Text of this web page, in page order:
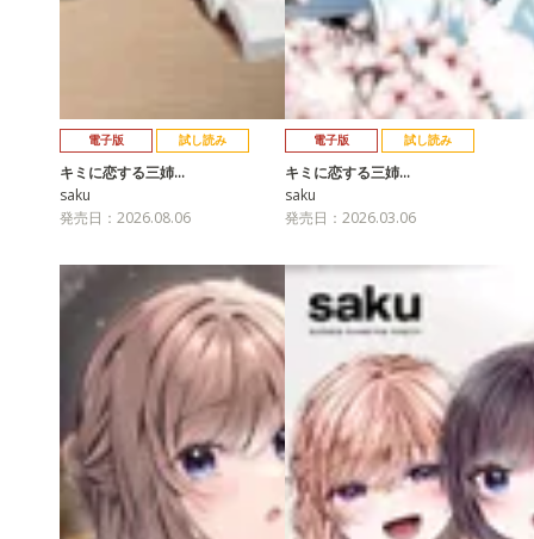
電子版 試し読み
キミに恋する三姉…
saku
発売日：2026.08.06
電子版 試し読み
キミに恋する三姉…
saku
発売日：2026.03.06